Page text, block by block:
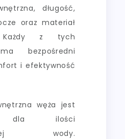
długość,
oraz materiał
Każdy z tych
bezpośredni
i efektywność
węża jest
dla ilości
wody.